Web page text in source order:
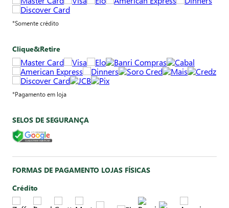
*Somente crédito
Clique&Retire
*Pagamento em loja
SELOS DE SEGURANÇA
FORMAS DE PAGAMENTO LOJAS FÍSICAS
Crédito